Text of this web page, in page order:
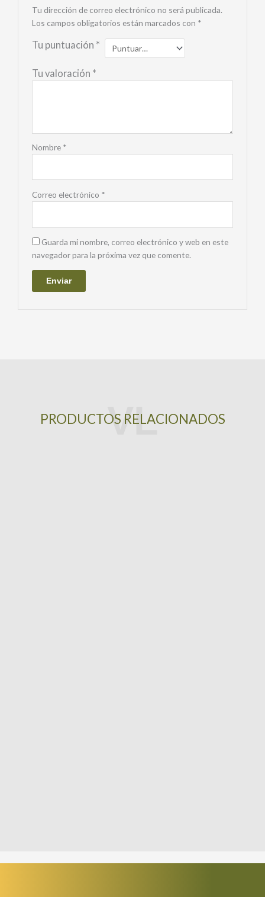
Tu dirección de correo electrónico no será publicada.
Los campos obligatorios están marcados con *
Tu puntuación *
Tu valoración *
Nombre *
Correo electrónico *
Guarda mi nombre, correo electrónico y web en este
navegador para la próxima vez que comente.
PRODUCTOS RELACIONADOS